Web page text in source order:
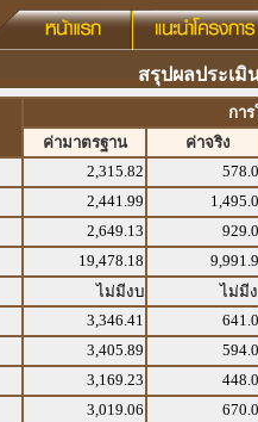
สรุปผลประเมิ
กา
ค่ามาตรฐาน
ค่าจริง
2,315.82
2,441.99
2,649.13
19,478.18
ไม่มีงบ ไม่มี
3,346.41
3,405.89
3,169.23
3,019.06